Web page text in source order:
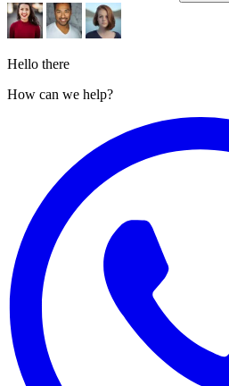
Hello there
How can we help?